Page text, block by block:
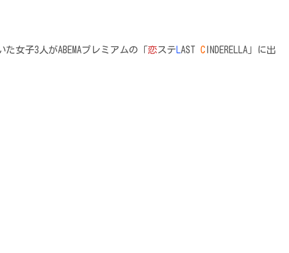
女子3人がABEMAプレミアムの「 恋ステ AST C INDERELLA」に出